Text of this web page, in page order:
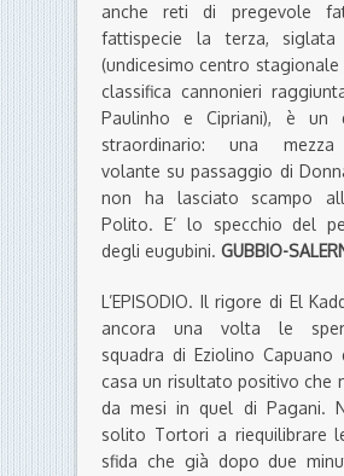
anche reti di pregevole
fattispecie la terza, siglata
(undicesimo centro stagionale
classifica cannonieri
Paulinho e Cipriani), è un
straordinario: una mezza
volante su passaggio di
non ha lasciato scampo
Polito. E’ lo specchio del
degli eugubini. GUBBIO-
L’EPISODIO. Il rigore di El
ancora una volta le
squadra di Eziolino
casa un risultato positivo che
da mesi in quel di Pagani.
solito Tortori a riequilibrare
sfida che già dopo due